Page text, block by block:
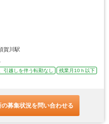
賀川駅
引越しを伴う転勤なし
残業月10ｈ以下
の募集状況を問い合わせる